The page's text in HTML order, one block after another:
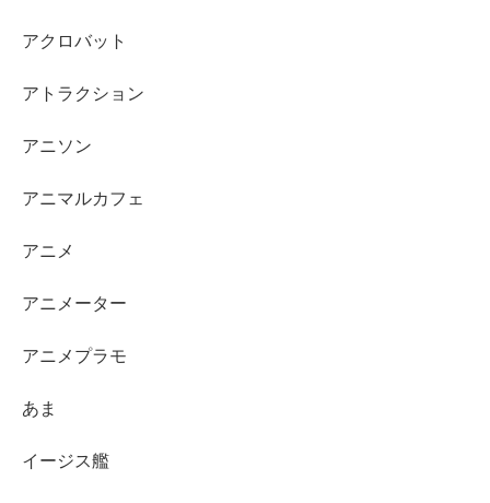
アクロバット
アトラクション
アニソン
アニマルカフェ
アニメ
アニメーター
アニメプラモ
あま
イージス艦